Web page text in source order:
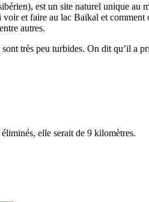
est un site naturel unique au
et faire au lac Baïkal et comment
autres.
très peu turbides. On dit qu’il a
elle serait de 9 kilomètres.